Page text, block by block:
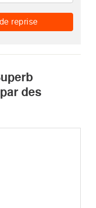
reprise
des